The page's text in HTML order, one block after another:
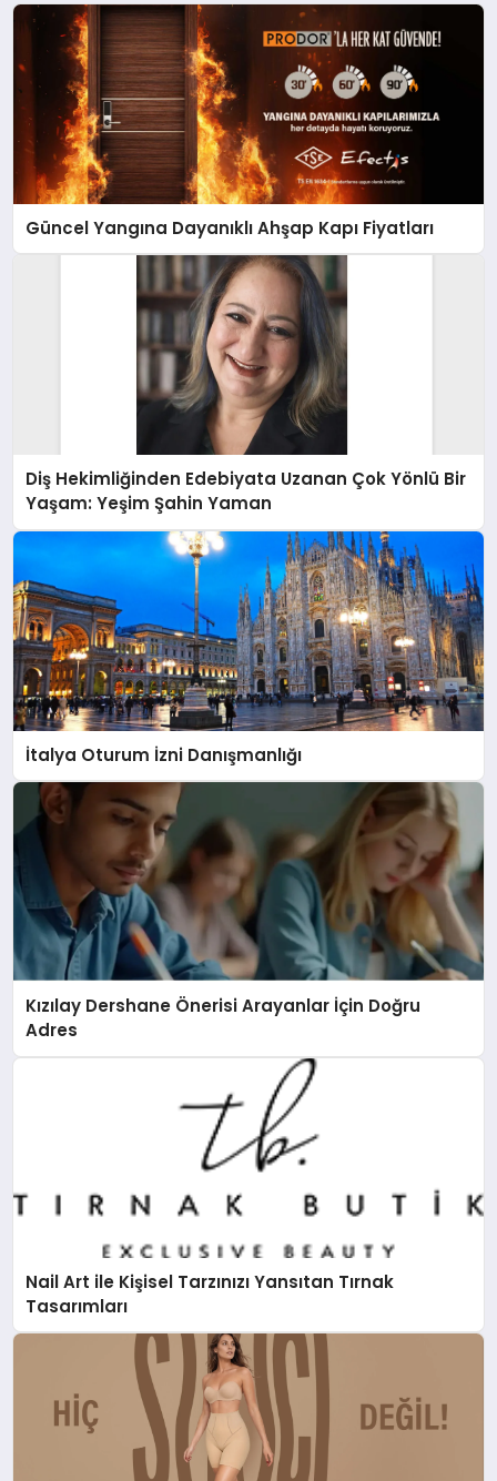
Güncel Yangına Dayanıklı Ahşap Kapı Fiyatları
Diş Hekimliğinden Edebiyata Uzanan Çok Yönlü Bir
Yaşam: Yeşim Şahin Yaman
İtalya Oturum İzni Danışmanlığı
Kızılay Dershane Önerisi Arayanlar İçin Doğru
Adres
Nail Art ile Kişisel Tarzınızı Yansıtan Tırnak
Tasarımları